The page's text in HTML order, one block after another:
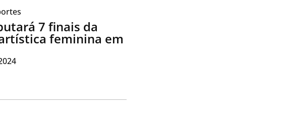
7 finais da
feminina em